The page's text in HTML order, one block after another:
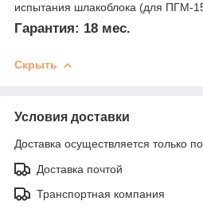
испытания шлакоблока (для ПГМ-
Гарантия: 18 мес.
Скрыть
Условия доставки
Доставка осуществляется только
Доставка почтой
Транспортная компания